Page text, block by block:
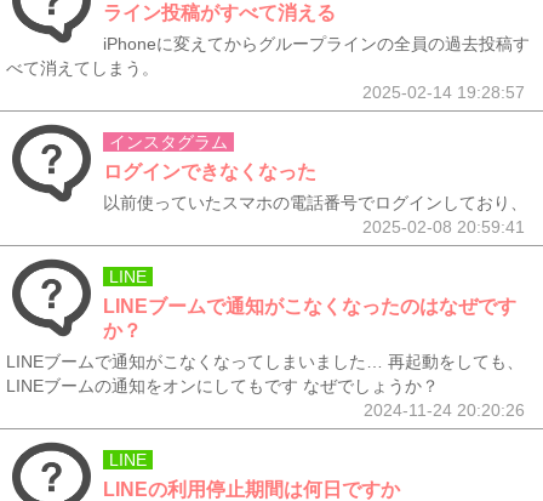
ライン投稿がすべて消える
iPhoneに変えてからグループラインの全員の過去投稿す
べて消えてしまう。
2025-02-14 19:28:57
インスタグラム
ログインできなくなった
以前使っていたスマホの電話番号でログインしており、
2025-02-08 20:59:41
LINE
LINEブームで通知がこなくなったのはなぜです
か？
LINEブームで通知がこなくなってしまいました… 再起動をしても、
LINEブームの通知をオンにしてもです なぜでしょうか？
2024-11-24 20:20:26
LINE
LINEの利用停止期間は何日ですか